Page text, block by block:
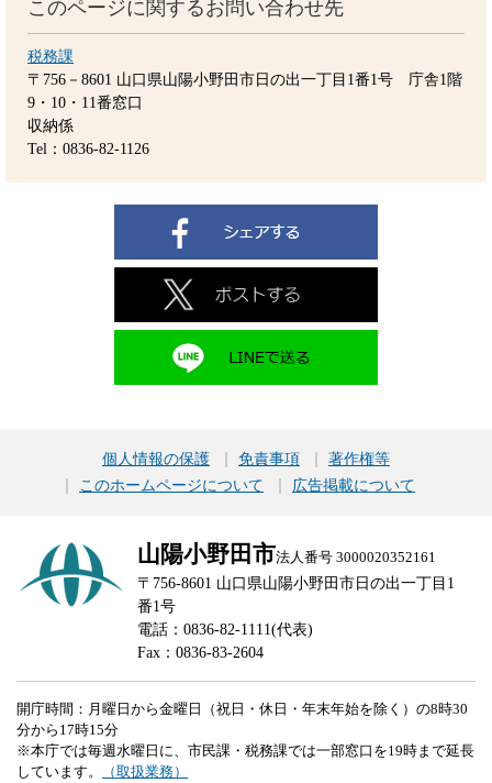
このページに関するお問い合わせ先
税務課
〒756－8601 山口県山陽小野田市日の出一丁目1番1号 庁舎1階
9・10・11番窓口
収納係
Tel：0836-82-1126
個人情報の保護 免責事項
著作権等
このホームページについて
広告掲載について
山陽小野田市法人番号 3000020352161
〒756-8601 山口県山陽小野田市日の出一丁目1
番1号
電話：0836-82-1111(代表)
Fax：0836-83-2604
開庁時間：月曜日から金曜日（祝日・休日・年末年始を除く）の8時30
分から17時15分
※本庁では毎週水曜日に、市民課・税務課では一部窓口を19時まで延長
しています。
（取扱業務）